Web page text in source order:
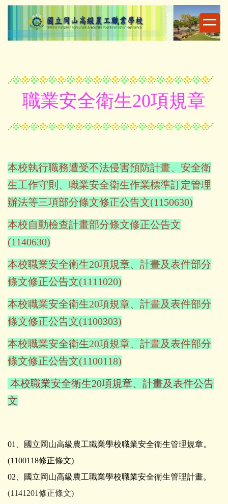
跳
主
區
職業安全衛生20項規章
本校執行職務遭受不法侵害預防計畫、安全衛
生工作守則、職業安全衛生作業標準訂定管理
辦法等三項部分條文修正公告文(1150630)
本校自動檢查計畫部分條文修正公告文
(1140630)
本校職業安全衛生20項規章、計畫及表件部分
條文修正公告文(1111020)
本校職業安全衛生20項規章、計畫及表件部分
條文修正公告文(1100303)
本校職業安全衛生20項規章、計畫及表件部分
條文修正公告文(1100118)
本校職業安全衛生20項規章、計畫及表件公告
文
01、國立岡山高級農工職業學校職業安全衛生管理規章。
(1100118修正條文)
02、國立岡山高級農工職業學校職業安全衛生管理計畫。
(1141201修正條文)